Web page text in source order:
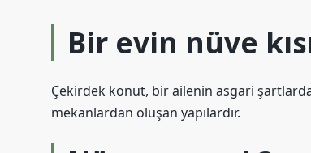
Bir evin nüve
Çekirdek konut, bir ailenin asgari şartlarda
mekanlardan oluşan yapılardır.